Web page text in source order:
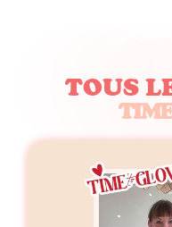
TOUS